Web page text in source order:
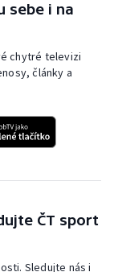
sebe i na
chytré televizi
články a
ČT sport
Sledujte nás i